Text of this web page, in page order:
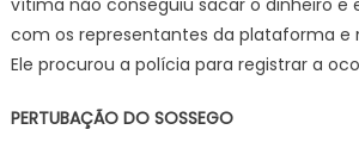
vítima não conseguiu sacar o dinheiro
com os representantes da plataforma e
Ele procurou a polícia para registrar a
PERTUBAÇÃO DO SOSSEGO